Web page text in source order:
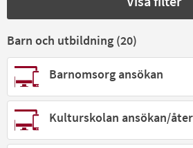
Barn och utbildning (20)
Barnomsorg ansökan
Kulturskolan ansökan/